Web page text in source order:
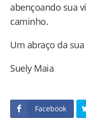
abençoando sua
caminho.
Um abraço da
Suely Maia
Facebook